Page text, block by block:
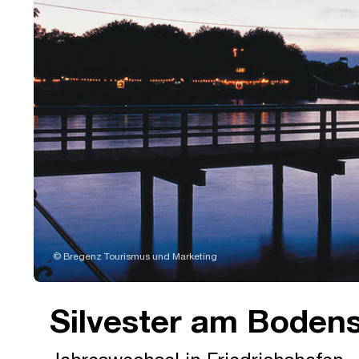
© Bregenz Tourismus und Marketing
Silvester am